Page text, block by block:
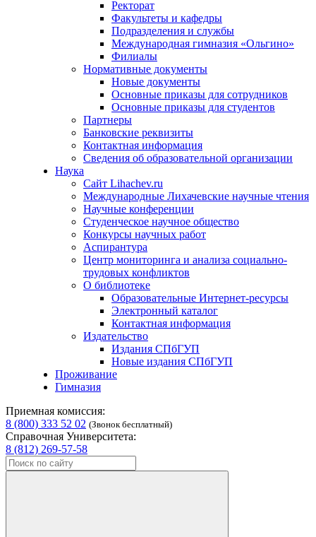
Ректорат
Факультеты и кафедры
Подразделения и службы
Международная гимназия «Ольгино»
Филиалы
Нормативные документы
Новые документы
Основные приказы для сотрудников
Основные приказы для студентов
Партнеры
Банковские реквизиты
Контактная информация
Сведения об образовательной организации
Наука
Сайт Lihachev.ru
Международные Лихачевские научные чтения
Научные конференции
Студенческое научное общество
Конкурсы научных работ
Аспирантура
Центр мониторинга и анализа социально-
трудовых конфликтов
О библиотеке
Образовательные Интернет-ресурсы
Электронный каталог
Контактная информация
Издательство
Издания СПбГУП
Новые издания СПбГУП
Проживание
Гимназия
Приемная комиссия:
8 (800) 333 52 02 (Звонок бесплатный)
Справочная Университета:
8 (812) 269-57-58